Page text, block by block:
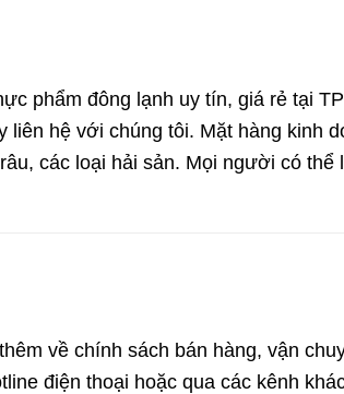
phẩm đông lạnh uy tín, giá rẻ tại
hệ với chúng tôi. Mặt hàng kinh
các loại hải sản. Mọi người có thể
về chính sách bán hàng, vận
điện thoại hoặc qua các kênh